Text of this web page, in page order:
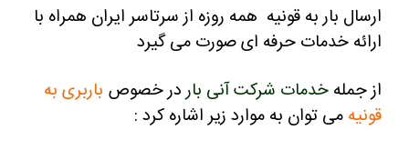
ارسال بار به قونیه همه روزه از سرتاسر ایران همراه با
ارائه خدمات حرفه ای صورت می گیرد
از جمله خدمات شرکت آنی باردر خصوص باربری به
قونیه می توان به موارد زیر اشاره کرد :